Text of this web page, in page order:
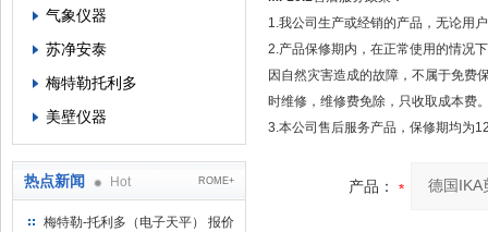
气象仪器
苏净安泰
梅特勒托利多
美壁仪器
热点新闻 Hot ROME+
梅特勒-托利多（电子天平） 报价
1.我公司生产或经销的产品，无论用
2.产品保修期内，在正常使用的情况
因自然灾害造成的故障，不属于免费
时维修，维修费免除，只收取成本费
3.本公司售后服务产品，保修期均为
产品：